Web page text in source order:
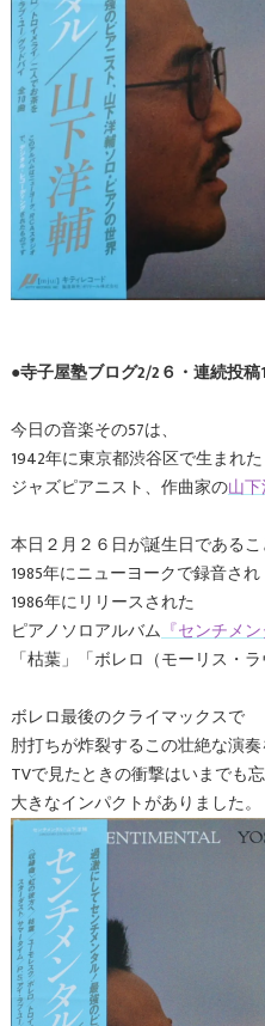
●寺子屋塾ブログ2/2６・連続投稿
今日の音楽その57は、
1942年に東京都渋谷区で生まれた
ジャズピアニスト、作曲家の山
本日２月２６日が誕生日であるこ
1985年にニューヨークで録音され
1986年にリリースされた
ピアノソロアルバム『センチメ
「枯葉」「ボレロ（モーリス・
ボレロ最後のクライマックスで
肘打ちが炸裂するこの壮絶な演奏
TVで見たときの衝撃はいまでも
大きなインパクトがありました。